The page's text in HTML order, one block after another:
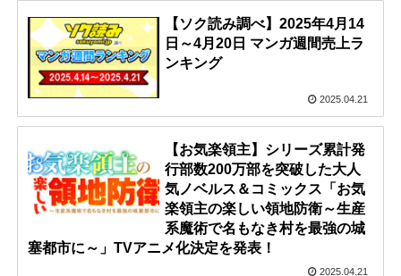
【ソク読み調べ】2025年4月14
日～4月20日 マンガ週間売上ラ
ンキング
2025.04.21
【お気楽領主】シリーズ累計発
行部数200万部を突破した大人
気ノベルス＆コミックス「お気
楽領主の楽しい領地防衛～生産
系魔術で名もなき村を最強の城
塞都市に～」TVアニメ化決定を発表！
2025.04.21